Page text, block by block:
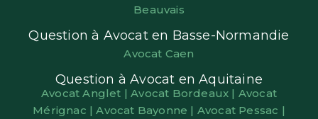
Beauvais
Question à Avocat en Basse-Normandie
Avocat Caen
Question à Avocat en Aquitaine
Avocat Anglet |Avocat Bordeaux | Avocat
Mérignac |Avocat Bayonne | Avocat Pessac |